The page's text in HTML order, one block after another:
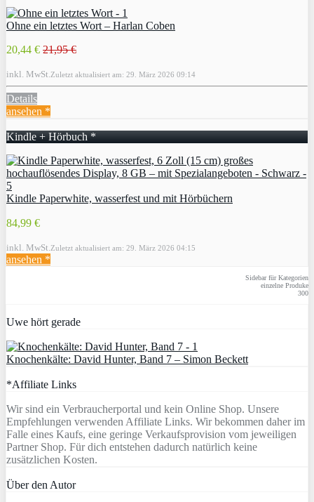
Ohne ein letztes Wort – Harlan Coben
20,44 € 21,95 €
inkl. MwSt. Zuletzt aktualisiert am: 29. März 2026 09:14
Details
ansehen *
Kindle + Hörbuch *
Kindle Paperwhite, wasserfest und mit Hörbüchern
84,99 €
inkl. MwSt. Zuletzt aktualisiert am: 29. März 2026 04:15
ansehen *
Sidebar für Kategorien
einzelne Produke
300
Uwe hört gerade
Knochenkälte: David Hunter, Band 7 – Simon Beckett
*Affiliate Links
Wir sind ein Verbraucherportal und kein Online Shop. Unsere
Empfehlungen verwenden Affiliate Links. Wir bekommen daher im
Falle eines Kaufs, eine geringe Verkaufsprovision vom jeweiligen
Partner Shop. Für dich entstehen dadurch natürlich keine
zusätzlichen Kosten.
Über den Autor